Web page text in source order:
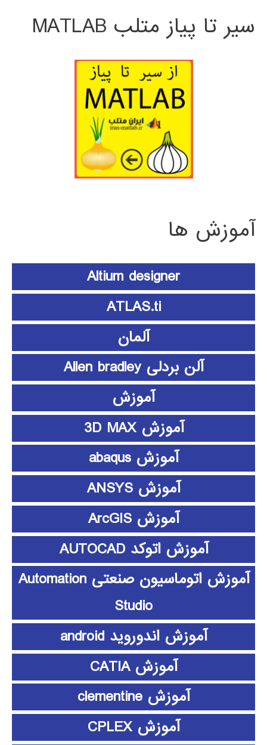
سیر تا پیاز متلب MATLAB
آموزش ها
Altium designer
ATLAS.ti
آلمان
آلن بردلی Allen bradley
آموزش
آموزش 3D MAX
آموزش abaqus
آموزش ANSYS
آموزش ArcGIS
آموزش اتوکد AUTOCAD
آموزش اتوماسیون صنعتی Automation
Studio
آموزش اندوروید android
آموزش CATIA
آموزش clementine
آموزش CPLEX